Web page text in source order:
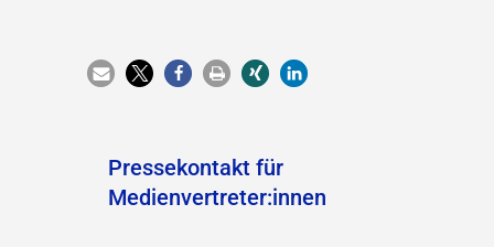
Pressekontakt für
Medienvertreter:innen